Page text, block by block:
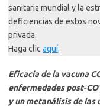
sanitaria mundial y la
deficiencias de estos
privada.
Haga clic aquí.
Eficacia de la vacuna
enfermedades post-
y un metanálisis de